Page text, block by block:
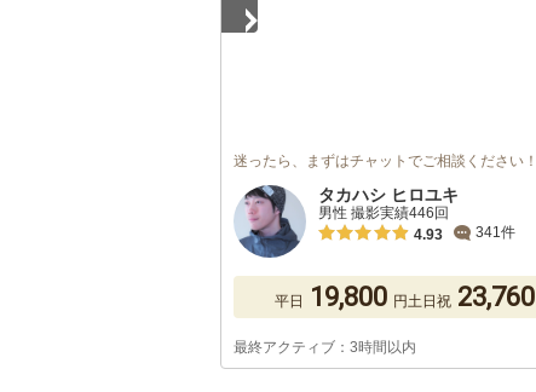
迷ったら、まずはチャットでご相談ください！
タカハシ ヒロユキ
男性 撮影実績446回
4.93
341件
平日 19,800 円土日祝 23,760
最終アクティブ：3時間以内